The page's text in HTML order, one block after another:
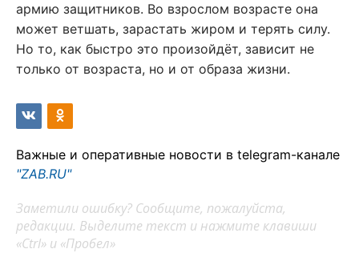
армию защитников. Во взрослом возрасте она
может ветшать, зарастать жиром и терять силу.
Но то, как быстро это произойдёт, зависит не
только от возраста, но и от образа жизни.
Важные и оперативные новости в telegram-канале
"ZAB.RU"
Заметили ошибку? Сообщите, пожалуйста,
редакции. Выделите текст и нажмите клавиши
«Ctrl» и «Пробел»